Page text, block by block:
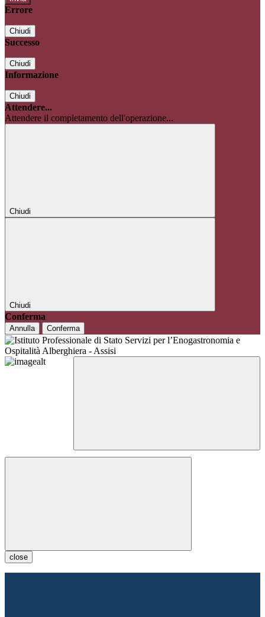
Errore
Chiudi
Successo
Chiudi
Informazione
Chiudi
Attendere...
Attendere il completamento dell'operazione...
Chiudi
Chiudi
Conferma
Annulla Conferma
close